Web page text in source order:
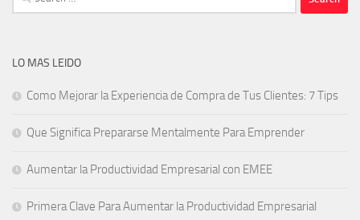
for:
LO MAS LEIDO
Como Mejorar la Experiencia de Compra de Tus Clientes: 7 Tips
Que Significa Prepararse Mentalmente Para Emprender
Aumentar la Productividad Empresarial con EMEE
Primera Clave Para Aumentar la Productividad Empresarial